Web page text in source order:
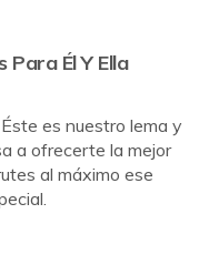
Para Él Y Ella
es nuestro lema y
a ofrecerte la mejor
al máximo ese